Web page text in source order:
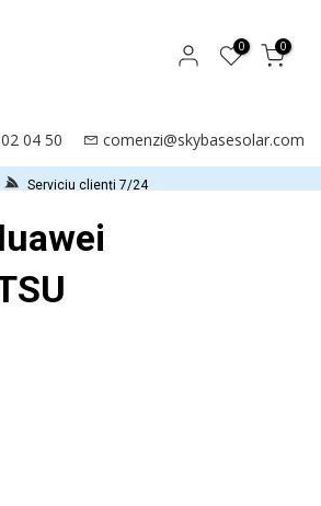
0 0
04 50 comenzi@skybasesolar.com
Serviciu clienți 7/24